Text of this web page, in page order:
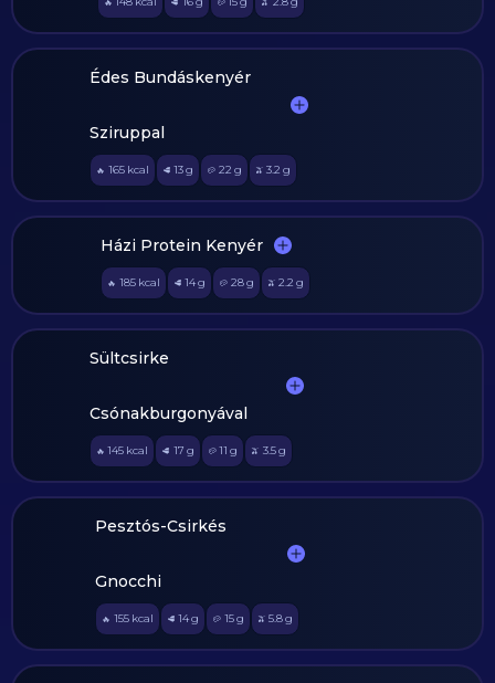
🔥 🥩 🥔 🫒
Édes Bundáskenyér
Sziruppal
🔥 165 kcal 🥩 13g 🥔 22 g 🫒 3.2 g
Házi Protein Kenyér
🔥 185 kcal 🥩 14g 🥔 28g 🫒 2.2 g
Sültcsirke
Csónakburgonyával
🔥 145 kcal 🥩 17 g 🥔 11 g 🫒 3.5g
Pesztós-Csirkés
Gnocchi
🔥 155 kcal 🥩 14g 🥔 15g 🫒 5.8g